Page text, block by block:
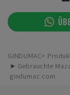
GINDUMAC
➤ Gebrauchte
gindumac.com